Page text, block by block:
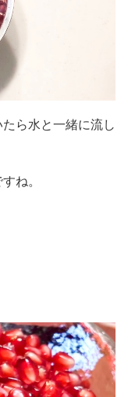
ら水と一緒に流し
ね。